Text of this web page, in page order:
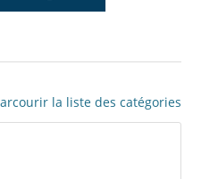
la liste des catégories